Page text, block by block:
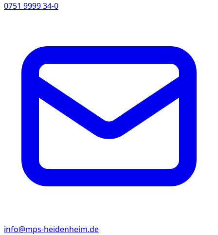
0751 9999 34-0
info@mps-heidenheim.de